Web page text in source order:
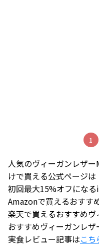
1
人気のヴィーガンレザ
けで買える公式ページは
初回最大15%オフにな
Amazonで買えるおすす
楽天で買えるおすすめヴ
おすすめヴィーガンレザ
実食レビュー記事はこち